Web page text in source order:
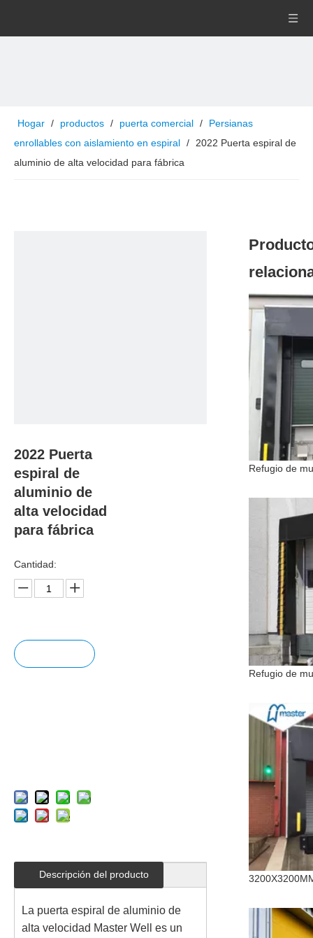
Hogar / productos / puerta comercial /
Persianas
enrollables con aislamiento en espiral /
2022 Puerta espiral de
aluminio de alta velocidad para fábrica
2022 Puerta
espiral de
aluminio de
alta velocidad
para fábrica
Cantidad:
Descripción del producto
La puerta espiral de aluminio de
alta velocidad Master Well es un